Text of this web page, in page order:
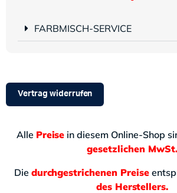
FARBMISCH-SERVICE
Vertrag widerrufen
Alle Preise in diesem Online-Shop
gesetzlichen MwSt.
Die durchgestrichenen Preise
des Herstellers.